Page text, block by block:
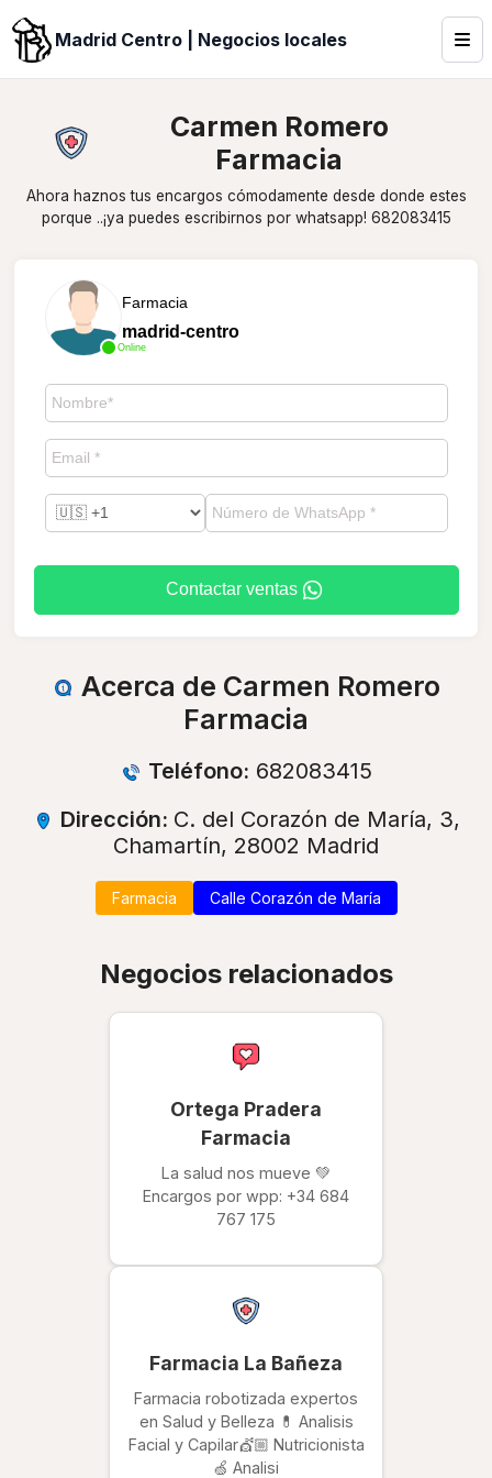
Madrid Centro | Negocios locales
Carmen Romero
Farmacia
Ahora haznos tus encargos cómodamente desde donde estes
porque ..¡ya puedes escribirnos por whatsapp! 682083415
Online
Farmacia
madrid-centro
Contactar ventas
Acerca de Carmen Romero
Farmacia
Teléfono: 682083415
Dirección: C. del Corazón de María, 3,
Chamartín, 28002 Madrid
Farmacia Calle Corazón de María
Negocios relacionados
Ortega Pradera
Farmacia
La salud nos mueve 💚
Encargos por wpp: +34 684
767 175
Farmacia La Bañeza
Farmacia robotizada expertos
en Salud y Belleza 💊 Analisis
Facial y Capilar💇🏼 Nutricionista
🍏 Analisi